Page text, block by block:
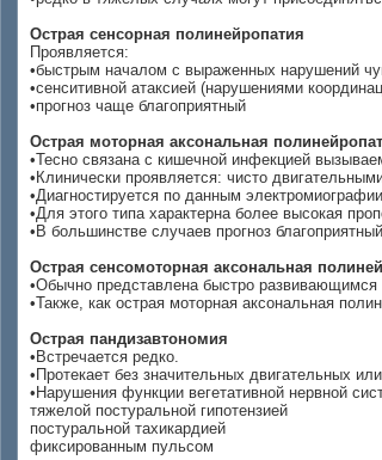
Острая сенсорная полинейропатия
Проявляется:
•быстрым началом с выраженных нарушений
•сенситивной атаксией (нарушениями
•прогноз чаще благоприятный
Острая моторная аксональная
•Тесно связана с кишечной инфекцией
•Клинически проявляется: чисто
•Диагностируется по данным
•Для этого типа характерна более высокая
•В большинстве случаев прогноз
Острая сенсомоторная аксональная
•Обычно представлена быстро
•Также, как острая моторная аксональная
Острая пандизавтономия
•Встречается редко.
•Протекает без значительных двигательных
•Нарушения функции вегетативной нервной
тяжелой постуральной гипотензией
постуральной тахикардией
фиксированным пульсом